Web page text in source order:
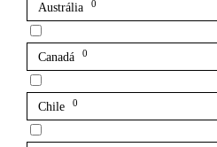
Austrália 0
Canadá 0
Chile 0